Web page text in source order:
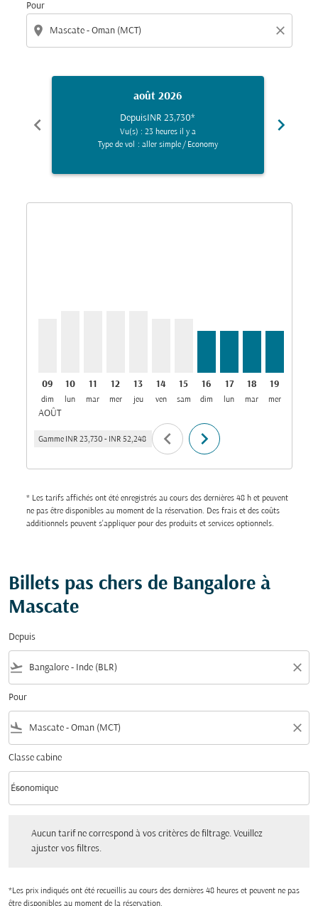
Pour
location_on close
chevron_left
août 2026
DepuisINR 23,730*
Vu(s) : 23 heures il y a
Type de vol : aller simple / Economy
chevron_right
09
dim
AOÛT
10
lun
11
mar
12
mer
13
jeu
14
ven
15
sam
16
dim
17
lun
18
mar
19
mer
Gamme INR 23,730 - INR 52,248 chevron_left chevron_right
* Les tarifs affichés ont été enregistrés au cours des dernières 48 h et peuvent
ne pas être disponibles au moment de la réservation. Des frais et des coûts
additionnels peuvent s'appliquer pour des produits et services optionnels.
Billets pas chers de Bangalore à
Mascate
Depuis
flight_takeoff close
Pour
flight_land close
Classe cabine
Classe cabine option Économique Selected
Économique
keyboard_arrow_down
Aucun tarif ne correspond à vos critères de filtrage. Veuillez
ajuster vos filtres.
*Les prix indiqués ont été recueillis au cours des dernières 48 heures et peuvent ne pas
être disponibles au moment de la réservation.